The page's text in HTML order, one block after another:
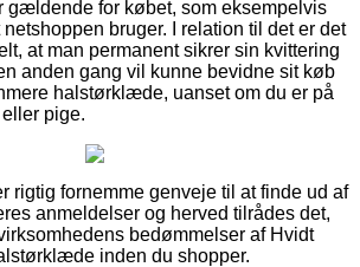
gældende for købet, som eksempelvis
bruger. I relation til det er det
at man permanent sikrer sin kvittering
anden gang vil kunne bevidne sit køb
halstørklæde, uanset om du er på
pige.
rigtig fornemme genveje til at finde ud af
anmeldelser og herved tilrådes det,
bedømmelser af Hvidt
inden du shopper.